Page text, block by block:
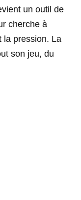
un outil de
cherche à
la pression. La
son jeu, du